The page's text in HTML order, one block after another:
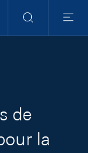
Ricerca
Menu
de
la